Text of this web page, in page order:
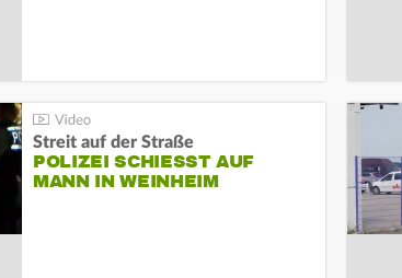
Streit auf der Straße
POLIZEI SCHIESST AUF M
ANN IN WEINHEIM